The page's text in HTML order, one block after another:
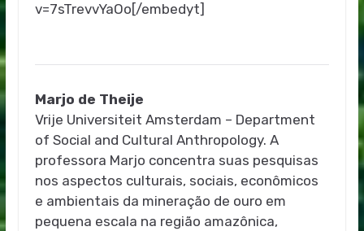
v=7sTrevvYaOo[/embedyt]
Marjo de Theije
Vrije Universiteit Amsterdam – Department
of Social and Cultural Anthropology. A
professora Marjo concentra suas pesquisas
nos aspectos culturais, sociais, econômicos
e ambientais da mineração de ouro em
pequena escala na região amazônica,